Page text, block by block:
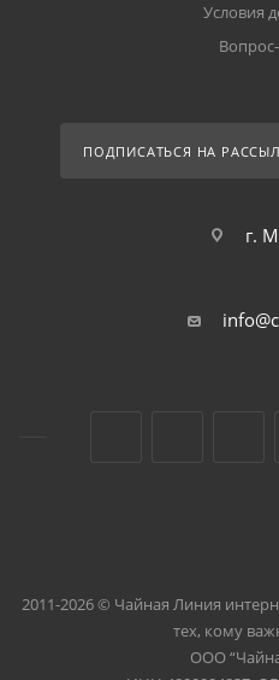
Условия
ПОДПИСАТЬСЯ НА
г.
2011-2026 © Чайная Линия
тех, кому
ООО